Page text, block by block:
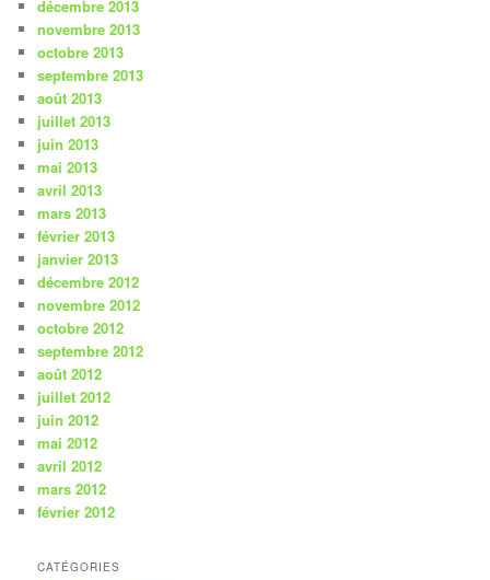
décembre 2013
novembre 2013
octobre 2013
septembre 2013
août 2013
juillet 2013
juin 2013
mai 2013
avril 2013
mars 2013
février 2013
janvier 2013
décembre 2012
novembre 2012
octobre 2012
septembre 2012
août 2012
juillet 2012
juin 2012
mai 2012
avril 2012
mars 2012
février 2012
CATÉGORIES